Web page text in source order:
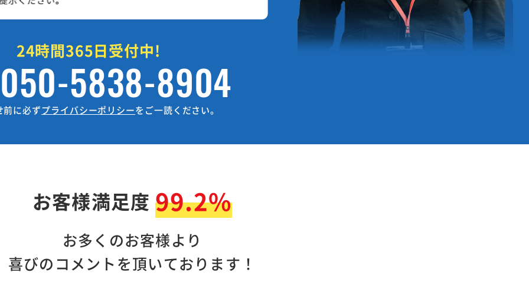
24時間365日受付中!
050-5838-8904
に必ずプライバシーポリシーをご一読ください。
お客様満足度 99.2%
お多くのお客様より
喜びのコメントを頂いております！